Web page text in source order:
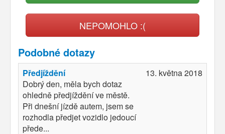
NEPOMOHLO :(
Podobné dotazy
Předjíždění
Dobrý den, měla bych dotaz
ohledně předjíždění ve městě.
Při dnešní jízdě autem, jsem se
rozhodla předjet vozidlo jedoucí
přede...
13. května 2018